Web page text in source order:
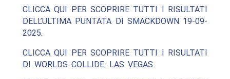
CLICCA QUI PER SCOPRIRE TUTTI I RISULTATI
DELL’ULTIMA PUNTATA DI SMACKDOWN 19-09-
2025.
CLICCA QUI PER SCOPRIRE TUTTI I RISULTATI
DI WORLDS COLLIDE: LAS VEGAS.